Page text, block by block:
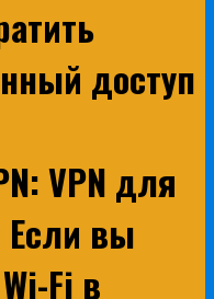
доступ
VPN для
Если вы
Fi в